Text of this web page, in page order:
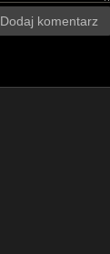
Dodaj komentarz